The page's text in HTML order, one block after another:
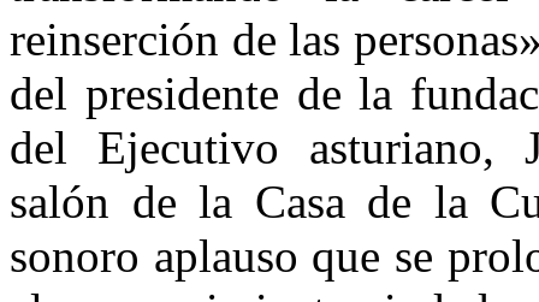
reinserción de las
del presidente de la
del Ejecutivo asturiano,
salón de la Casa de la
sonoro aplauso que se